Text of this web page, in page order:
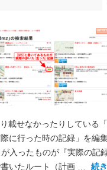
載せなかったりしている
際に行った時の記録」を編
入ったものが『実際の記
いたルート（計画 …
続